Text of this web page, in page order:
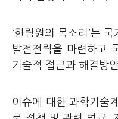
‘한림원의 목소리’는
발전전략을 마련하고
기술적 접근과 해결방
이슈에 대한 과학기술